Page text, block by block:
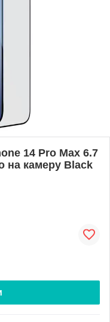
14 Pro Max 6.7
на камеру Black